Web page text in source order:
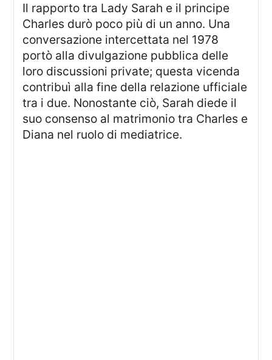
Il rapporto tra Lady Sarah e il principe
Charles durò poco più di un anno. Una
conversazione intercettata nel 1978
portò alla divulgazione pubblica delle
loro discussioni private; questa vicenda
contribuì alla fine della relazione ufficiale
tra i due. Nonostante ciò, Sarah diede il
suo consenso al matrimonio tra Charles e
Diana nel ruolo di mediatrice.